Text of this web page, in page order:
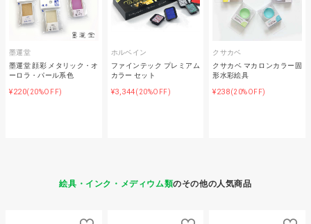
墨運堂
墨運堂 顔彩 メタリック・オ
ーロラ・パール系色
¥220(20%OFF)
ホルベイン
ファインテック プレミアム
カラー セット
¥3,344(20%OFF)
クサカベ
クサカベ マカロンカラー固
形水彩絵具
¥238(20%OFF)
絵具・インク・メディウム類のその他の人気商品